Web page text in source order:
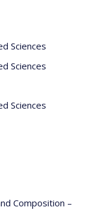
Sciences
Sciences
Sciences
Composition –